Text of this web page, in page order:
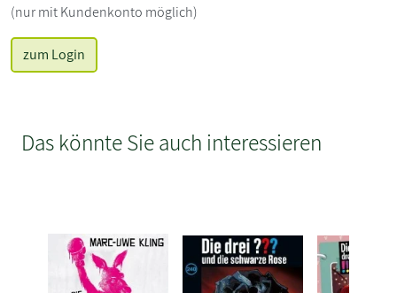
(nur mit Kundenkonto möglich)
zum Login
Das könnte Sie auch interessieren